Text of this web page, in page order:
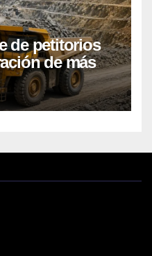
de petitorios
de más
para explorar